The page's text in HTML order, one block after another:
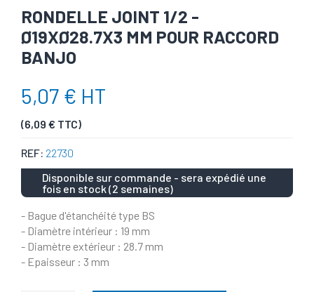
RONDELLE JOINT 1/2 -
Ø19XØ28.7X3 MM POUR RACCORD
BANJO
5,07 € HT
(6,09 € TTC)
REF: 22730
Disponible sur commande - sera expédié une
fois en stock (2 semaines)
- Bague d'étanchéité type BS
- Diamètre intérieur : 19 mm
- Diamètre extérieur : 28.7 mm
- Epaisseur : 3 mm